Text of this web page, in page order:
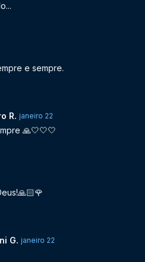
e sempre.
R. janeiro 22
🙏🤍🤍🤍
G. janeiro 22